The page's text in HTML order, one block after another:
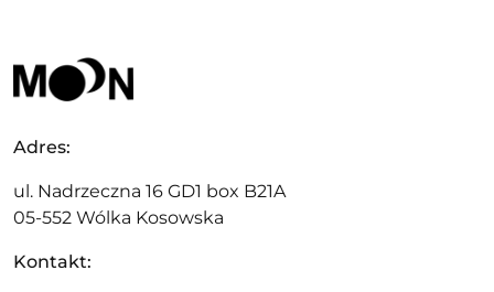
Adres:
ul. Nadrzeczna 16 GD1 box B21A
05-552 Wólka Kosowska
Kontakt: